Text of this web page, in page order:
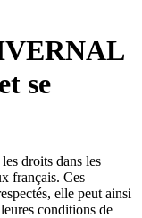
se
droits dans les
français. Ces
elle peut ainsi
conditions de